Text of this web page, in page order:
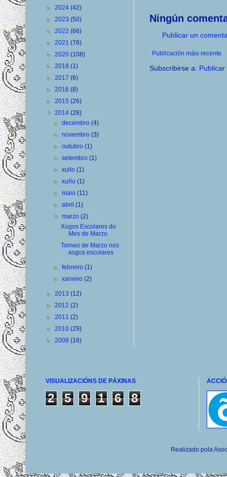
Ningún
Publicar un
Publicación máis recente
Subscribirse a:
► 2024 (42)
► 2023 (50)
► 2022 (66)
► 2021 (76)
► 2020 (108)
► 2018 (1)
► 2017 (6)
► 2016 (8)
► 2015 (26)
▼ 2014 (28)
►decembro(4)
►novembro(3)
►outubro(1)
►setembro(1)
►xullo(1)
►xuño(1)
►maio(11)
►abril(1)
▼marzo(2)
Xogos Escolares do
Mes de Marzo
Torneo de Marzo nos
xogos escolares
►febreiro(1)
►xaneiro(2)
► 2013 (12)
► 2012 (2)
► 2011 (2)
► 2010 (29)
► 2008 (16)
VISUALIZACIÓNS DE PÁXINAS
2 5 9 1 6 8
Realizado pola